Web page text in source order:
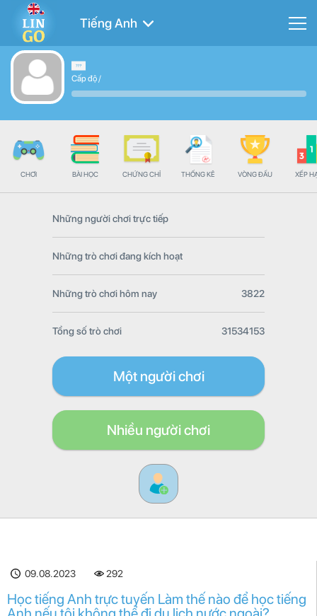
Tiếng Anh
Cấp độ/
CHƠI BÀI HỌC CHỨNG CHỈ THỐNG KÊ VÒNG ĐẤU XẾP
Những người chơi trực tiếp
Những trò chơi đang kích hoạt
Những trò chơi hôm nay 3822
Tổng số trò chơi 31534153
Một người chơi
Nhiều người chơi
09.08.2023 292
Học tiếng Anh trực tuyến Làm thế nào để học tiếng